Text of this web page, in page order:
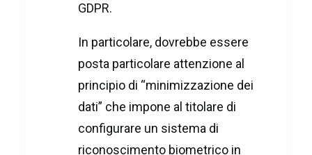
GDPR.
In particolare, dovrebbe essere
posta particolare attenzione al
principio di “minimizzazione dei
dati” che impone al titolare di
configurare un sistema di
riconoscimento biometrico in